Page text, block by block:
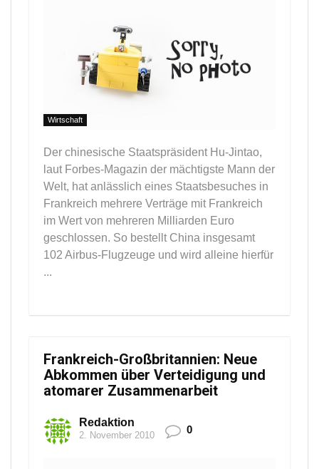
Wirtschaft
Der chinesische Staatspräsident Hu-Jintao,
laut Forbes-Magazin der mächtigste Mann der
Welt, hat anlässlich eines Staatsbesuches in
Frankreich mehrere Verträge mit Frankreich
im Wert von mehreren Milliarden Euro
geschlossen. So bestellt China insgesamt
102 Airbus-Flugzeuge und wird alleine hierfür
...
Frankreich-Großbritannien: Neue
Abkommen über Verteidigung und
atomarer Zusammenarbeit
Redaktion
2. November 2010 0